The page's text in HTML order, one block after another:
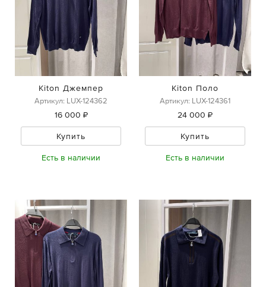
Kiton Джемпер
Артикул: LUX-124362
16 000 ₽
Купить
Есть в наличии
Kiton Поло
Артикул: LUX-124361
24 000 ₽
Купить
Есть в наличии